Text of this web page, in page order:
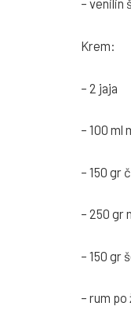
– venilin
Krem:
– 2 jaja
– 100 ml
– 150 gr
– 250 gr
– 150 gr
– rum po